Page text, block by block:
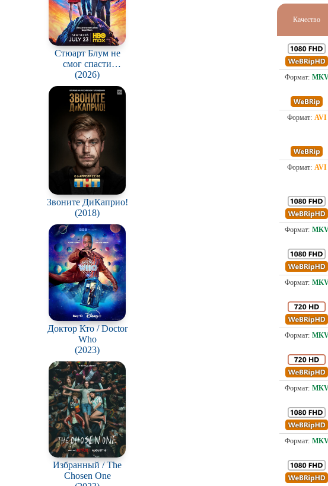
Стюарт Блум не
смог спасти
вселенную / Stuart
Fails to Save the
Universe
(2026)
Звоните ДиКаприо!
(2018)
Доктор Кто / Doctor
Who
(2023)
Избранный / The
Chosen One
Качество